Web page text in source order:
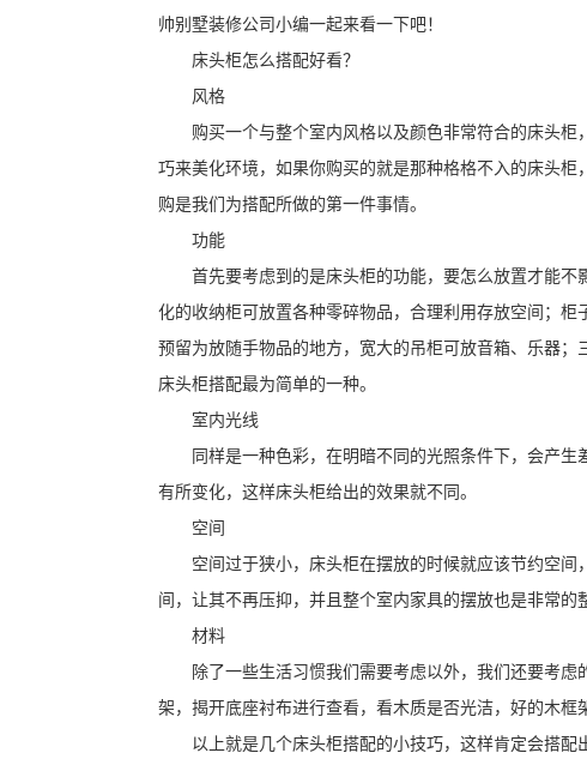
帅别墅装修公司小编一起来看一下吧！
床头柜怎么搭配好看？
风格
购买一个与整个室内风格以及颜色非常符合的床头
巧来美化环境，如果你购买的就是那种格格不入的床头
购是我们为搭配所做的第一件事情。
功能
首先要考虑到的是床头柜的功能，要怎么放置才能
化的收纳柜可放置各种零碎物品，合理利用存放空间；
预留为放随手物品的地方，宽大的吊柜可放音箱、乐器
床头柜搭配最为简单的一种。
室内光线
同样是一种色彩，在明暗不同的光照条件下，会产
有所变化，这样床头柜给出的效果就不同。
空间
空间过于狭小，床头柜在摆放的时候就应该节约空
间，让其不再压抑，并且整个室内家具的摆放也是非常的
材料
除了一些生活习惯我们需要考虑以外，我们还要考
架，揭开底座衬布进行查看，看木质是否光洁，好的木框
以上就是几个床头柜搭配的小技巧，这样肯定会搭